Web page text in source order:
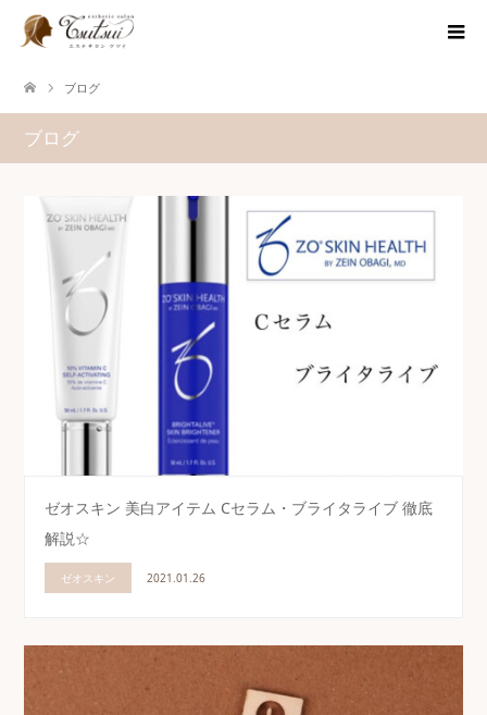
ブログ
ブログ
ゼオスキン 美白アイテム Cセラム・ブライタライブ 徹底
解説☆
ゼオスキン 2021.01.26